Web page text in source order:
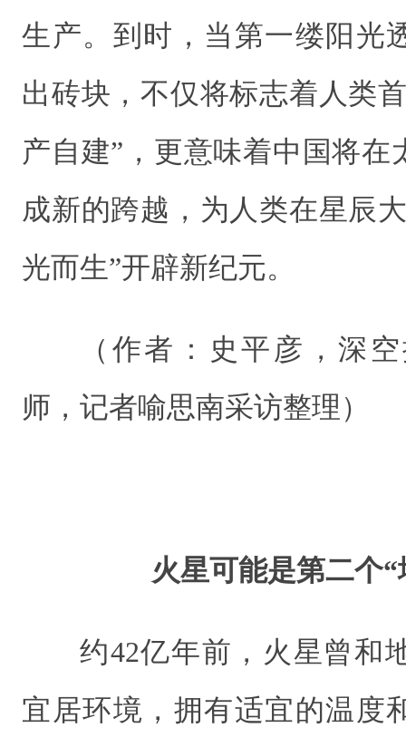
生产。到时，当第一缕阳光
出砖块，不仅将标志着人类
产自建”，更意味着中国将在
成新的跨越，为人类在星辰
光而生”开辟新纪元。
（作者：史平彦，深
师，记者喻思南采访整理）
火星可能是第二个
约42亿年前，火星曾和
宜居环境，拥有适宜的温度